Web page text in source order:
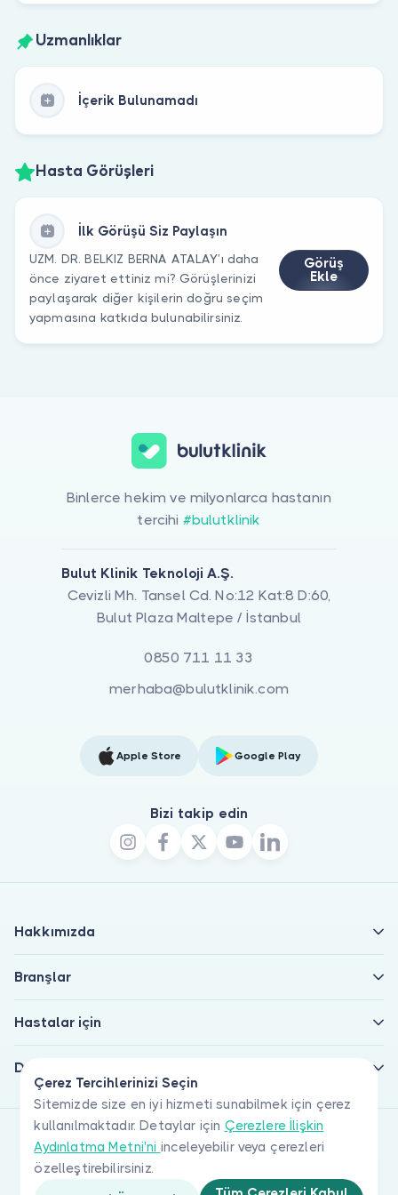
Uzmanlıklar
İçerik Bulunamadı
Hasta Görüşleri
İlk Görüşü Siz Paylaşın
UZM. DR. BELKIZ BERNA ATALAY’ı daha
önce ziyaret ettiniz mi? Görüşlerinizi
paylaşarak diğer kişilerin doğru seçim
yapmasına katkıda bulunabilirsiniz.
Görüş
Ekle
Çerez Tercihlerinizi Seçin
Sitemizde size en iyi hizmeti sunabilmek için çerez
kullanılmaktadır. Detaylar için Çerezlere İlişkin
Aydınlatma Metni'ni inceleyebilir veya çerezleri
özelleştirebilirsiniz.
Binlerce hekim ve milyonlarca hastanın
tercihi #bulutklinik
Bulut Klinik Teknoloji A.Ş.
Cevizli Mh. Tansel Cd. No:12 Kat:8 D:60,
Bulut Plaza Maltepe / İstanbul
0850 711 11 33
merhaba@bulutklinik.com
Apple Store Google Play
Bizi takip edin
Hakkımızda
Branşlar
Hastalar için
Doktorlar için